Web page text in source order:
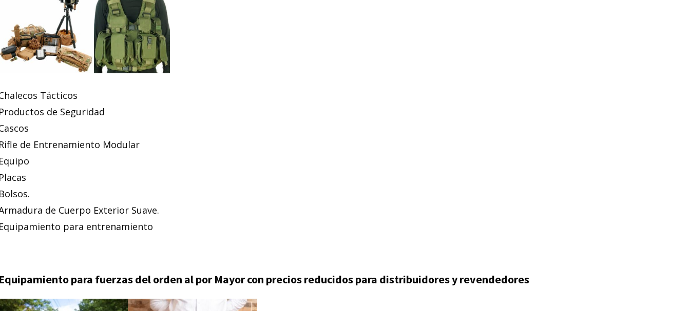
Tácticos
de Seguridad
de Entrenamiento Modular
de Cuerpo Exterior Suave.
para entrenamiento
para fuerzas del orden al por Mayor con precios reducidos para distribuidores y revendedores